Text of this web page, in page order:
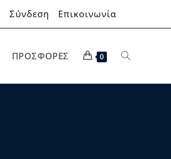
Σύνδεση Επικοινωνία
ΠΡΟΣΦΟΡΈΣ 0